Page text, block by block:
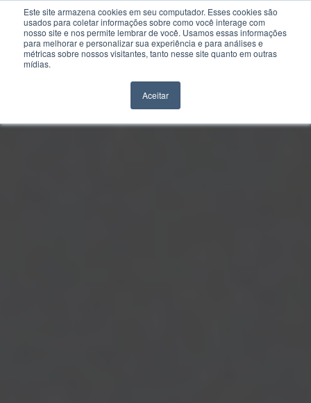
Este site armazena cookies em seu computador. Esses cookies são
usados para coletar informações sobre como você interage com
nosso site e nos permite lembrar de você. Usamos essas informações
para melhorar e personalizar sua experiência e para análises e
métricas sobre nossos visitantes, tanto nesse site quanto em outras
mídias.
Aceitar